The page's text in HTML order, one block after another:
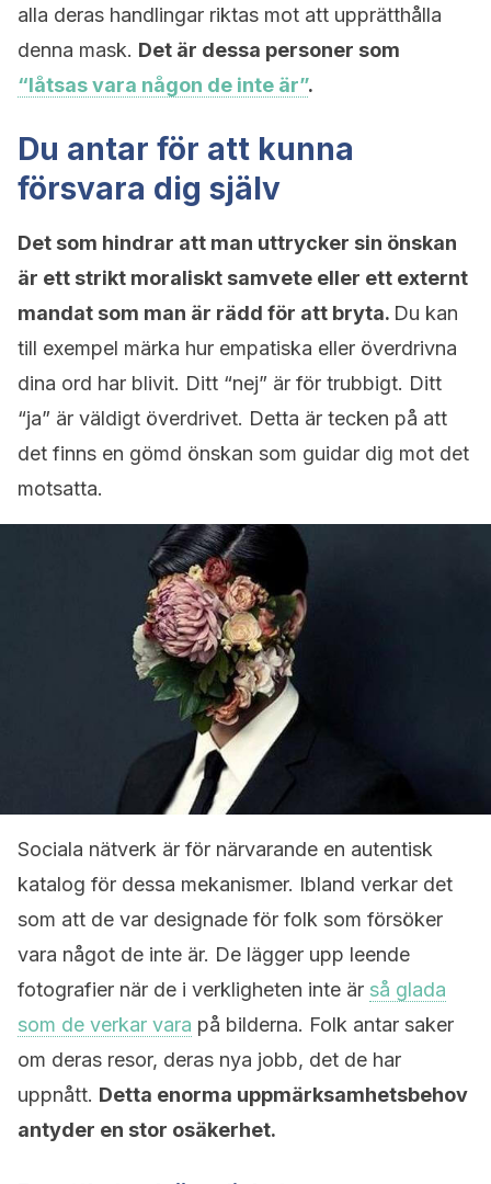
alla deras handlingar riktas mot att upprätthålla
denna mask. Det är dessa personer som
“låtsas vara någon de inte är”.
Du antar för att kunna
försvara dig själv
Det som hindrar att man uttrycker sin önskan
är ett strikt moraliskt samvete eller ett externt
mandat som man är rädd för att bryta. Du kan
till exempel märka hur empatiska eller överdrivna
dina ord har blivit. Ditt “nej” är för trubbigt. Ditt
“ja” är väldigt överdrivet. Detta är tecken på att
det finns en gömd önskan som guidar dig mot det
motsatta.
Sociala nätverk är för närvarande en autentisk
katalog för dessa mekanismer. Ibland verkar det
som att de var designade för folk som försöker
vara något de inte är. De lägger upp leende
fotografier när de i verkligheten inte är så glada
som de verkar vara på bilderna. Folk antar saker
om deras resor, deras nya jobb, det de har
uppnått. Detta enorma uppmärksamhetsbehov
antyder en stor osäkerhet.